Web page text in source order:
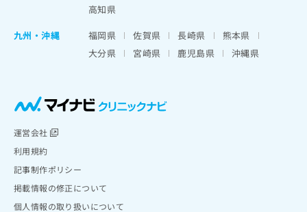
高知県
九州・沖縄
福岡県 佐賀県 長崎県
熊本県
大分県
宮崎県 鹿児島県 沖縄県
運営会社
利用規約
記事制作ポリシー
掲載情報の修正について
個人情報の取り扱いについて